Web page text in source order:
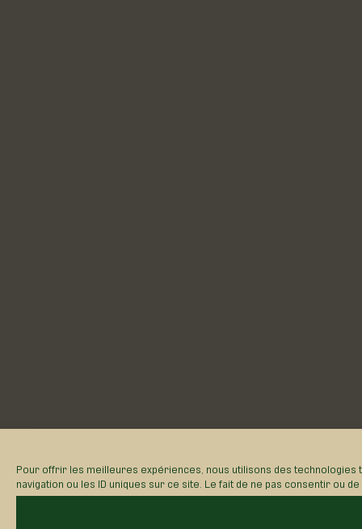
Pour offrir les meilleures expériences, nous utilisons des
navigation ou les ID uniques sur ce site. Le fait de ne pas consentir